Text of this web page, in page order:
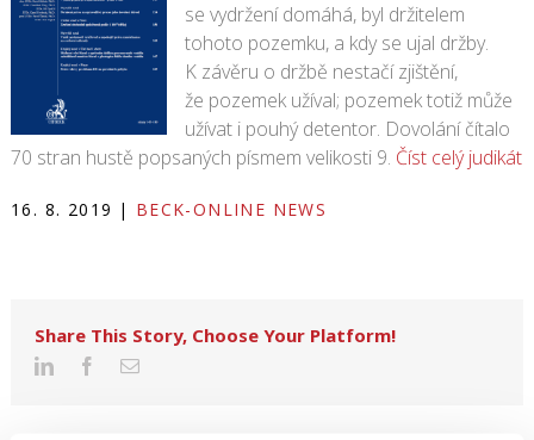
se vydržení domáhá, byl držitelem
tohoto pozemku, a kdy se ujal držby.
K závěru o držbě nestačí zjištění,
že pozemek užíval; pozemek totiž může
užívat i pouhý detentor. Dovolání čítalo
70 stran hustě popsaných písmem velikosti 9. Číst celý judikát
16. 8. 2019 | BECK-ONLINE NEWS
Share This Story, Choose Your Platform!